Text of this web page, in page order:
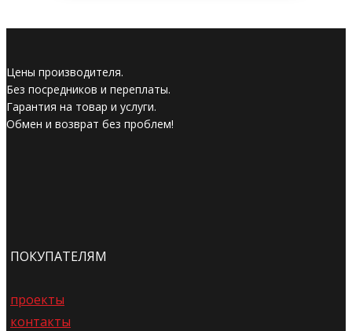
Цены производителя.
Без посредников и переплаты.
Гарантия на товар и услуги.
Обмен и возврат без проблем!
ПОКУПАТЕЛЯМ
проекты
контакты